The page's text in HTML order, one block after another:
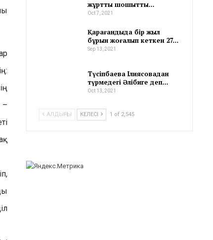
–
жұртты шошытты…
Oct 7, 2021
Қарағандыда бір жыл
бұрын жоғалып кеткен 27…
Sep 13, 2021
Түсіпбаева Ілиясовадан
түрмедегі Әлібиге деп…
Oct 13, 2021
АЛДЫҢҒЫ КЕЛЕСІ 1 of 2,545